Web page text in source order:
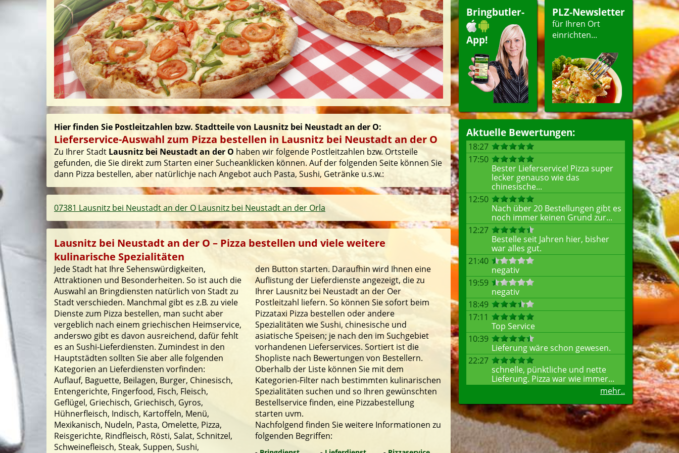
Bringbutler-
App!
PLZ-Newsletter
für Ihren Ort
einrichten...
Aktuelle Bewertungen:
18:27
17:50
Bester Lieferservice! Pizza super
lecker genauso wie das
chinesische...
12:50
Nach über 20 Bestellungen gibt es
noch immer keinen Grund zur...
12:27
Bestelle seit Jahren hier, bisher
war alles gut.
21:40
negativ
19:59
negativ
18:49
17:11
Top Service
10:39
Lieferung wäre schon gewesen.
22:27
schnelle, pünktliche und nette
Lieferung. Pizza war wie immer...
mehr..
Hier finden Sie Postleitzahlen bzw. Stadtteile von Lausnitz bei Neustadt an der O:
Lieferservice-Auswahl zum Pizza bestellen in Lausnitz bei Neustadt an der O
Zu Ihrer Stadt Lausnitz bei Neustadt an der O haben wir folgende Postleitzahlen bzw. Ortsteile
gefunden, die Sie direkt zum Starten einer Sucheanklicken können. Auf der folgenden Seite können Sie
dann Pizza bestellen, aber natürlichje nach Angebot auch Pasta, Sushi, Getränke u.s.w.:
07381 Lausnitz bei Neustadt an der O Lausnitz bei Neustadt an der Orla
Lausnitz bei Neustadt an der O – Pizza bestellen und viele weitere
kulinarische Spezialitäten
Jede Stadt hat Ihre Sehenswürdigkeiten,
Attraktionen und Besonderheiten. So ist auch die
Auswahl an Bringdiensten natürlich von Stadt zu
Stadt verschieden. Manchmal gibt es z.B. zu viele
Dienste zum Pizza bestellen, man sucht aber
vergeblich nach einem griechischen Heimservice,
anderswo gibt es davon ausreichend, dafür fehlt
es an Sushi-Lieferdiensten. Zumindest in den
Hauptstädten sollten Sie aber alle folgenden
Kategorien an Lieferdiensten vorfinden:
Auflauf, Baguette, Beilagen, Burger, Chinesisch,
Entengerichte, Fingerfood, Fisch, Fleisch,
Geflügel, Griechisch, Griechisch, Gyros,
Hühnerfleisch, Indisch, Kartoffeln, Menü,
Mexikanisch, Nudeln, Pasta, Omelette, Pizza,
Reisgerichte, Rindfleisch, Rösti, Salat, Schnitzel,
Schweinefleisch, Steak, Suppen, Sushi,
den Button starten. Daraufhin wird Ihnen eine
Auflistung der Lieferdienste angezeigt, die zu
Ihrer Lausnitz bei Neustadt an der Oer
Postleitzahl liefern. So können Sie sofort beim
Pizzataxi Pizza bestellen oder andere
Spezialitäten wie Sushi, chinesische und
asiatische Speisen; je nach den im Suchgebiet
vorhandenen Lieferservices. Sortiert ist die
Shopliste nach Bewertungen von Bestellern.
Oberhalb der Liste können Sie mit dem
Kategorien-Filter nach bestimmten kulinarischen
Spezialitäten suchen und so Ihren gewünschten
Bestellservice finden, eine Pizzabestellung
starten uvm.
Nachfolgend finden Sie weitere Informationen zu
folgenden Begriffen: